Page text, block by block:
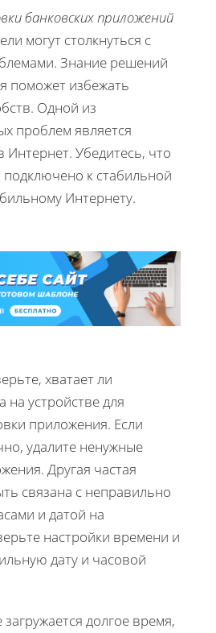
банковских приложений
могут столкнуться с
Знание решений
поможет избежать
Одной из
проблем является
Интернет. Убедитесь, что
к стабильной
Интернету.
хватает ли
на устройстве для
приложения. Если
удалите ненужные
Другая частая
связана с неправильно
и датой на
настройки времени и
дату и часовой
долгое время,